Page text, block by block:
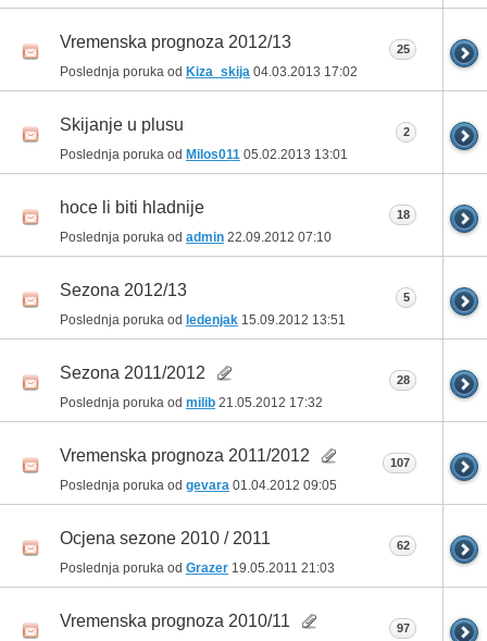
Vremenska prognoza 2012/13
Poslednja poruka od Kiza_skija 04.03.2013 17:02
25
Skijanje u plusu
Poslednja poruka od Milos011 05.02.2013 13:01
2
hoce li biti hladnije
Poslednja poruka od admin 22.09.2012 07:10
18
Sezona 2012/13
Poslednja poruka od ledenjak 15.09.2012 13:51
5
Sezona 2011/2012
Poslednja poruka od milib 21.05.2012 17:32
28
Vremenska prognoza 2011/2012
Poslednja poruka od gevara 01.04.2012 09:05
107
Ocjena sezone 2010 / 2011
Poslednja poruka od Grazer 19.05.2011 21:03
62
Vremenska prognoza 2010/11 97